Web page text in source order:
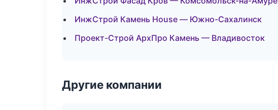
ИнжСтрой Камень House — Южно-Сахалинск
Проект-Строй АрхПро Камень — Владивосток
Другие компании